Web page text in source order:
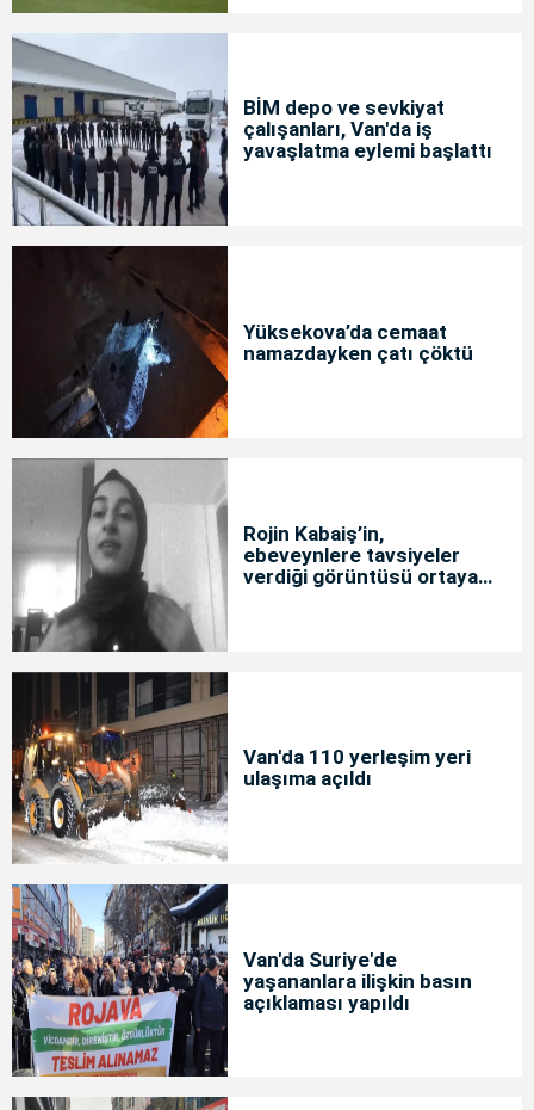
BİM depo ve sevkiyat
çalışanları, Van'da iş
yavaşlatma eylemi başlattı
Yüksekova’da cemaat
namazdayken çatı çöktü
Rojin Kabaiş’in,
ebeveynlere tavsiyeler
verdiği görüntüsü ortaya
Van'da 110 yerleşim yeri
ulaşıma açıldı
Van'da Suriye'de
yaşananlara ilişkin basın
açıklaması yapıldı